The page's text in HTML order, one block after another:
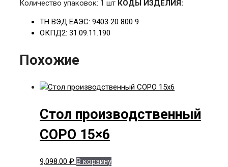
Количество упаковок: 1 шт КОДЫ ИЗДЕЛИЯ:
ТН ВЭД ЕАЭС: 9403 20 800 9
ОКПД2: 31.09.11.190
Похожие
Стол производственный
СОРО 15×6
9,098.00 ₽ В корзину